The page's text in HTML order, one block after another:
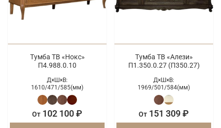
Тумба ТВ «Нокс»
П4.988.0.10
Д×Ш×В:
1610/471/585(мм)
От 102 100 ₽
Тумба ТВ «Алези»
П1.350.0.27 (П350.27)
Д×Ш×В:
1969/501/584(мм)
От 151 309 ₽